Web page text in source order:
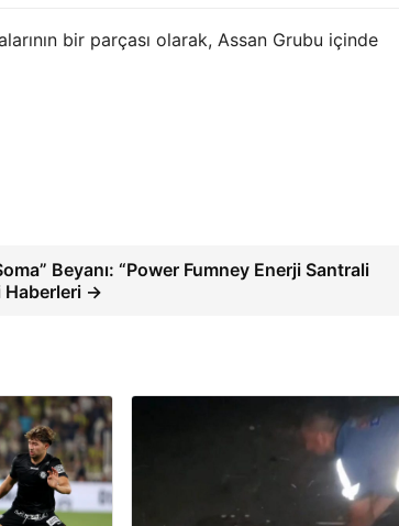
bir parçası olarak, Assan Grubu içinde
Beyanı: “Power Fumney Enerji Santrali
Haberleri →